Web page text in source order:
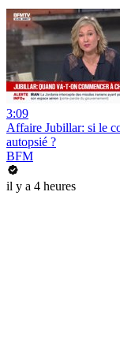
3:09
Affaire Jubillar: si le
autopsié ?
BFM
il y a 4 heures